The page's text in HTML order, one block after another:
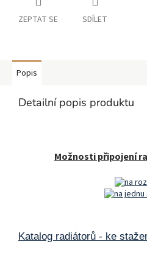
ZEPTAT SE SDÍLET
Popis
Detailní popis produktu
Možnosti připojení
Katalog radiátorů - ke